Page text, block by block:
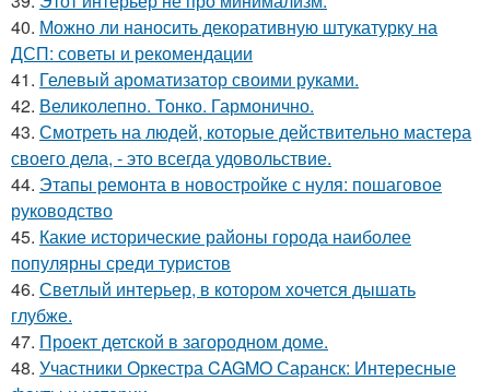
40. Можно ли наносить декоративную штукатурку на
ДСП: советы и рекомендации
41. Гелевый ароматизатор своими руками.
42. Великолепно. Тонко. Гармонично.
43. Смотреть на людей, которые действительно мастера
своего дела, - это всегда удовольствие.
44. Этапы ремонта в новостройке с нуля: пошаговое
руководство
45. Какие исторические районы города наиболее
популярны среди туристов
46. Светлый интерьер, в котором хочется дышать
глубже.
47. Проект детской в загородном доме.
48. Участники Оркестра CAGMO Саранск: Интересные